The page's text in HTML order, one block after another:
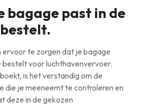
bagage past in de
ervoor te zorgen dat je bagage
bestelt voor luchthavenvervoer.
is het verstandig om de
die je meeneemt te controleren en
deze in de gekozen